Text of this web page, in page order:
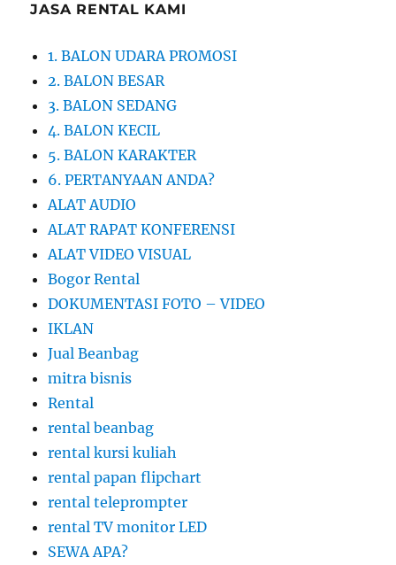
JASA RENTAL KAMI
1. BALON UDARA PROMOSI
2. BALON BESAR
3. BALON SEDANG
4. BALON KECIL
5. BALON KARAKTER
6. PERTANYAAN ANDA?
ALAT AUDIO
ALAT RAPAT KONFERENSI
ALAT VIDEO VISUAL
Bogor Rental
DOKUMENTASI FOTO – VIDEO
IKLAN
Jual Beanbag
mitra bisnis
Rental
rental beanbag
rental kursi kuliah
rental papan flipchart
rental teleprompter
rental TV monitor LED
SEWA APA?